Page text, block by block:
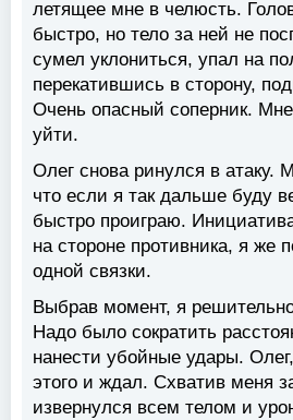
летящее мне в челюсть.
быстро, но тело за ней не
сумел уклониться, упал на
перекатившись в сторону,
Очень опасный соперник.
уйти.
Олег снова ринулся в атаку.
что если я так дальше буду
быстро проиграю.
на стороне противника, я же
одной связки.
Выбрав момент, я
Надо было сократить
нанести убойные удары.
этого и ждал. Схватив меня
извернулся всем телом и